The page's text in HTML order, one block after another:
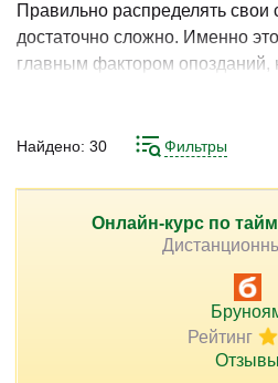
Правильно распределять
достаточно сложно. Именно
главным фактором опозданий,
укладываться в дедлайны и
может предложить тайм-
самые разные техники и
и систематизации своей
рационально выстраивать
Пройти подобную подготовку
соответствующих курсах. Они
теоретическую и практическую
освоения данного направления.
Найдено: 30 Фильтры
Онлайн-курс по
Рейтинг
Отзывы